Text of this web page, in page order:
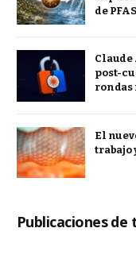
de PFAS
Claude
post-
rondas
El
trabajo
Publicaciones de